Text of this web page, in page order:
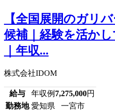
【全国展開のガリ
候補｜経験を活か
｜年収...
株式会社IDOM
給与 年収例 7,275,000円
勤務地 愛知県 一宮市